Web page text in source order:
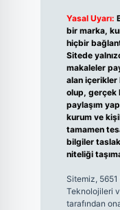
Yasal Uyarı:
bir marka,
hiçbir
Sitede
makaleler
alan içerikler
olup, gerçek
paylaşım
kurum ve
tamamen
bilgiler
niteliği
Sitemiz, 5651
Teknolojileri
tarafından